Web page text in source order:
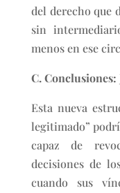
del derecho que
sin
menos en ese
C.
Esta nueva
legitimado”
capaz de
decisiones de
cuando sus